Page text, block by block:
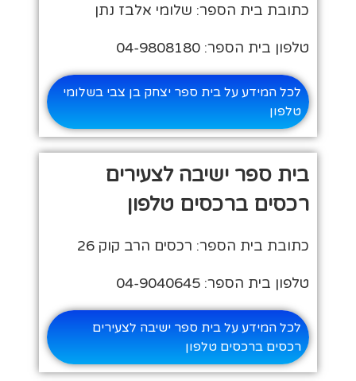
כתובת בית הספר: שלומי אלבז נתן
טלפון בית הספר: 04-9808180
לכל המידע על בית ספר יצחק בן צבי בשלומי
טלפון
בית ספר ישיבה לצעירים
רכסים ברכסים טלפון
כתובת בית הספר: רכסים הרב קוק 26
טלפון בית הספר: 04-9040645
לכל המידע על בית ספר ישיבה לצעירים
רכסים ברכסים טלפון